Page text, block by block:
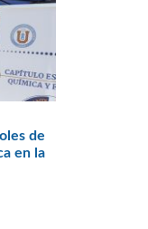
de
en la